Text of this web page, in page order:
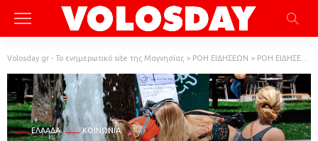
Volosday.gr - Το ενημερωτικό site της Μαγνησίας > ΡΟΗ ΕΙΔΗΣΕΩΝ > ΡΟΗ ΕΙΔΗΣΕΩΝ
ΕΛΛΆΔΑ ΚΟΙΝΩΝΙΑ